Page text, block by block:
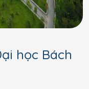
học Bách